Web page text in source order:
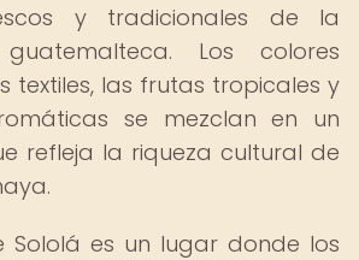
y tradicionales de la
Los colores
textiles, las frutas tropicales y
se mezclan en un
refleja la riqueza cultural de
Sololá es un lugar donde los